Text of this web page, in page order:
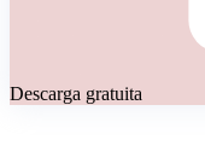
Descarga gratuita